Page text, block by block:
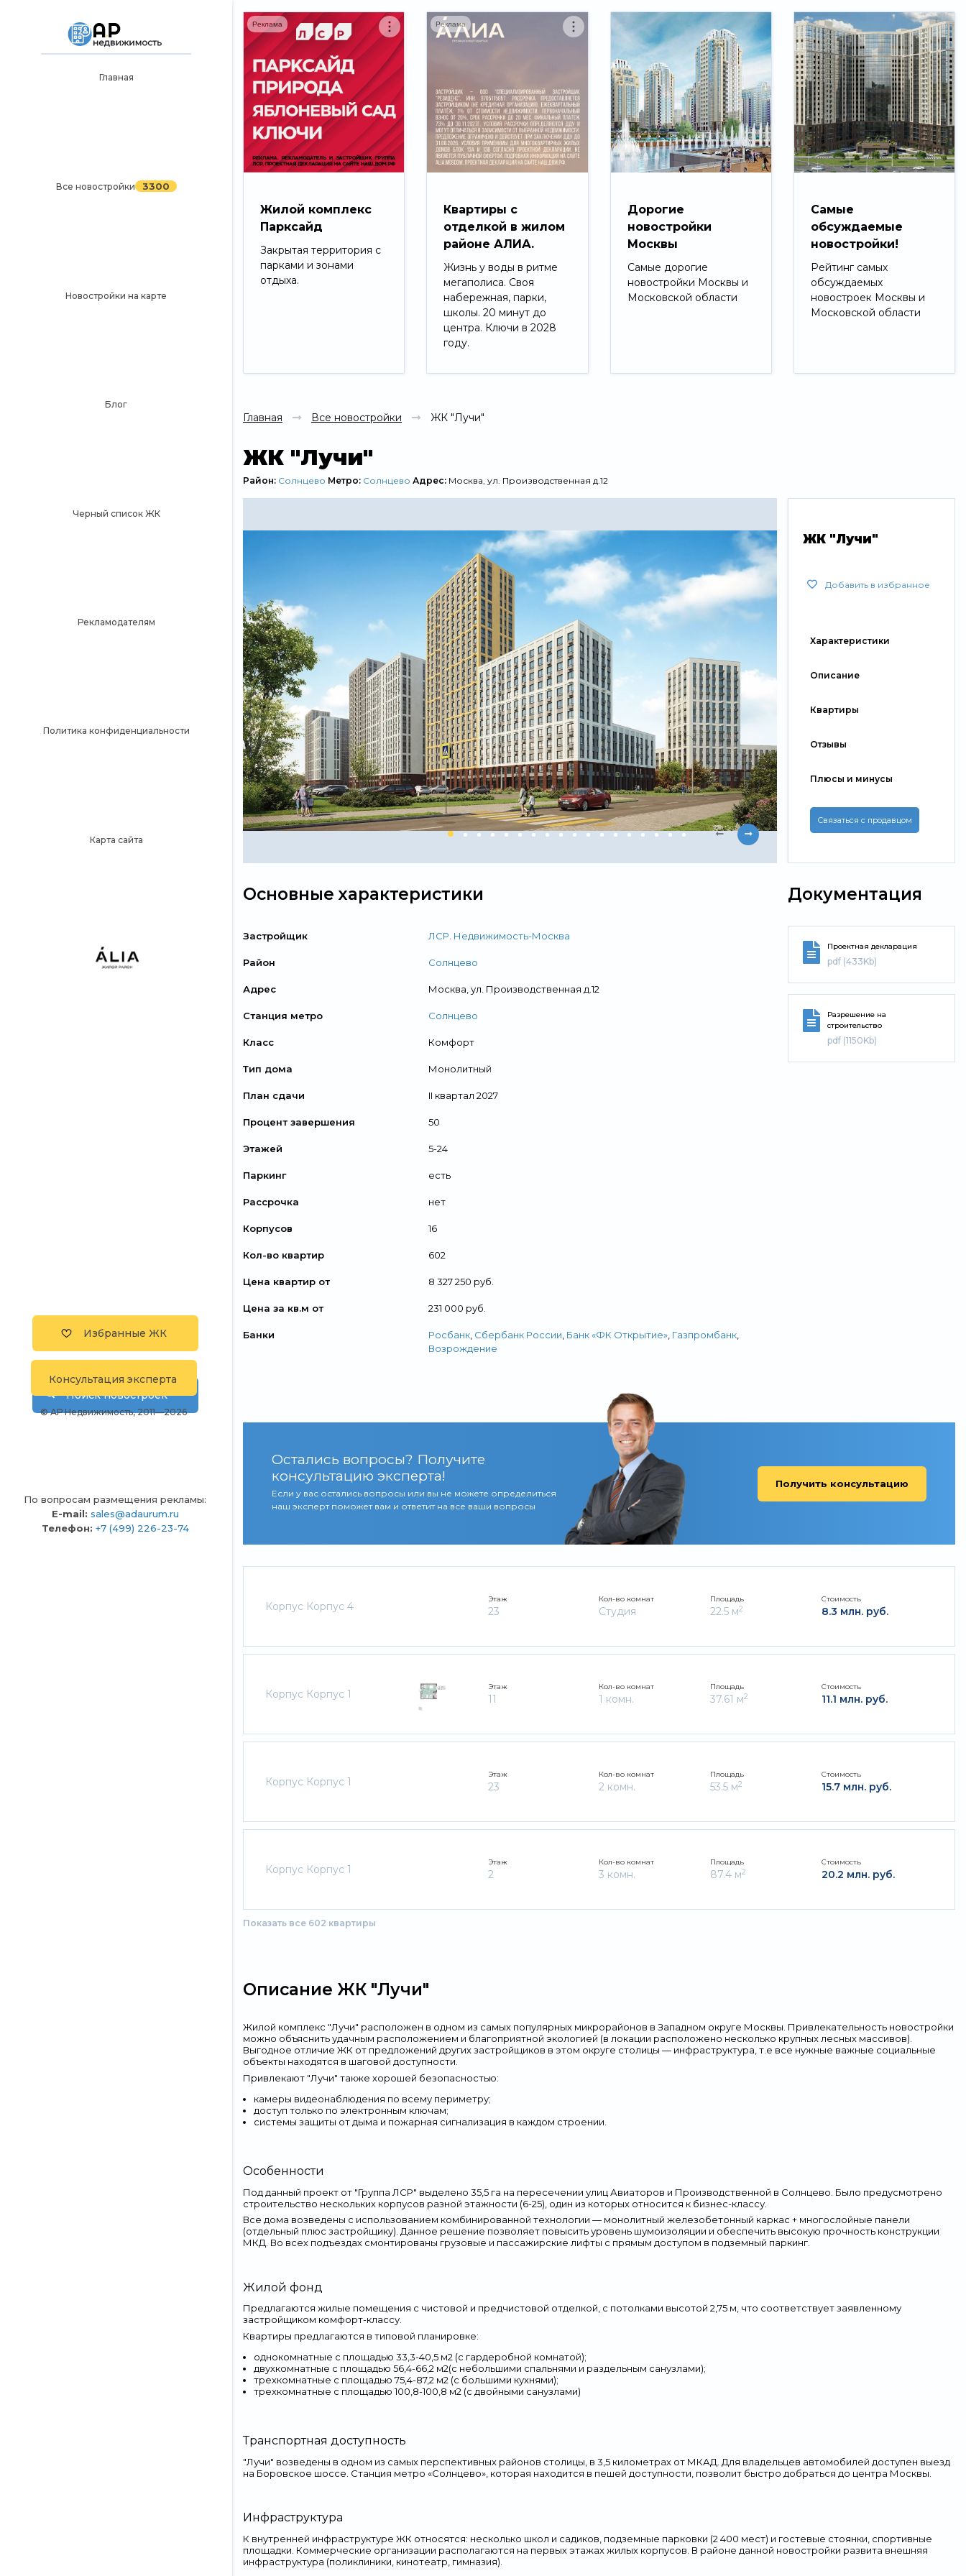
Главная
Все новостройки 3300
Новостройки на карте
Блог
Черный список ЖК
Рекламодателям
Политика конфиденциальности
Карта сайта
Избранные ЖК
Поиск новостроек
По вопросам размещения рекламы:
E-mail: sales@adaurum.ru
Телефон: +7 (499) 226-23-74
Консультация эксперта
© АР Недвижимость, 2011—2026
Жилой комплекс
Парксайд
Закрытая территория с
парками и зонами
отдыха.
Реклама
Квартиры с
отделкой в жилом
районе АЛИА.
Жизнь у воды в ритме
мегаполиса. Своя
набережная, парки,
школы. 20 минут до
центра. Ключи в 2028
году.
Реклама
Дорогие
новостройки
Москвы
Самые дорогие
новостройки Москвы и
Московской области
Самые
обсуждаемые
новостройки!
Рейтинг самых
обсуждаемых
новостроек Москвы и
Московской области
Главная Все новостройки ЖК "Лучи"
ЖК "Лучи"
Район: Солнцево Метро: Солнцево Адрес: Москва, ул. Производственная д.12
ЖК "Лучи"
Добавить в избранное
Характеристики
Описание
Квартиры
Отзывы
Плюсы и минусы
Связаться с продавцом
Основные характеристики
Застройщик ЛСР. Недвижимость-Москва
Район Солнцево
Адрес Москва, ул. Производственная д.12
Станция метро Солнцево
Класс Комфорт
Тип дома Монолитный
План сдачи II квартал 2027
Процент завершения 50
Этажей 5-24
Паркинг есть
Рассрочка нет
Корпусов 16
Кол-во квартир 602
Цена квартир от 8 327 250 руб.
Цена за кв.м от 231 000 руб.
Банки Росбанк, Сбербанк России, Банк «ФК Открытие», Газпромбанк,
Возрождение
Документация
Проектная декларация
pdf (433Kb)
Разрешение на
строительство
pdf (1150Kb)
Остались вопросы? Получите
консультацию эксперта!
Если у вас остались вопросы или вы не можете определиться
наш эксперт поможет вам и ответит на все ваши вопросы
Получить консультацию
Корпус Корпус 4
Этаж
23
Кол-во комнат
Студия
Площадь
22.5 м2
Стоимость
8.3 млн. руб.
Корпус Корпус 1
Этаж
11
Кол-во комнат
1 комн.
Площадь
37.61 м2
Стоимость
11.1 млн. руб.
Корпус Корпус 1
Этаж
23
Кол-во комнат
2 комн.
Площадь
53.5 м2
Стоимость
15.7 млн. руб.
Корпус Корпус 1
Этаж
2
Кол-во комнат
3 комн.
Площадь
87.4 м2
Стоимость
20.2 млн. руб.
Показать все 602 квартиры
Описание ЖК "Лучи"
Жилой комплекс "Лучи" расположен в одном из самых популярных микрорайонов в Западном округе Москвы. Привлекательность новостройки
можно объяснить удачным расположением и благоприятной экологией (в локации расположено несколько крупных лесных массивов).
Выгодное отличие ЖК от предложений других застройщиков в этом округе столицы — инфраструктура, т.е все нужные важные социальные
объекты находятся в шаговой доступности.
Привлекают "Лучи" также хорошей безопасностью:
камеры видеонаблюдения по всему периметру;
доступ только по электронным ключам;
системы защиты от дыма и пожарная сигнализация в каждом строении.
Особенности
Под данный проект от "Группа ЛСР" выделено 35,5 га на пересечении улиц Авиаторов и Производственной в Солнцево. Было предусмотрено
строительство нескольких корпусов разной этажности (6-25), один из которых относится к бизнес-классу.
Все дома возведены с использованием комбинированной технологии — монолитный железобетонный каркас + многослойные панели
(отдельный плюс застройщику). Данное решение позволяет повысить уровень шумоизоляции и обеспечить высокую прочность конструкции
МКД. Во всех подъездах смонтированы грузовые и пассажирские лифты с прямым доступом в подземный паркинг.
Жилой фонд
Предлагаются жилые помещения с чистовой и предчистовой отделкой, с потолками высотой 2,75 м, что соответствует заявленному
застройщиком комфорт-классу.
Квартиры предлагаются в типовой планировке:
однокомнатные с площадью 33,3-40,5 м2 (с гардеробной комнатой);
двухкомнатные с площадью 56,4-66,2 м2(с небольшими спальнями и раздельным санузлами);
трехкомнатные с площадью 75,4-87,2 м2 (с большими кухнями);
трехкомнатные с площадью 100,8-100,8 м2 (с двойными санузлами)
Транспортная доступность
"Лучи" возведены в одном из самых перспективных районов столицы, в 3,5 километрах от МКАД. Для владельцев автомобилей доступен выезд
на Боровское шоссе. Станция метро «Солнцево», которая находится в пешей доступности, позволит быстро добраться до центра Москвы.
Инфраструктура
К внутренней инфраструктуре ЖК относятся: несколько школ и садиков, подземные парковки (2 400 мест) и гостевые стоянки, спортивные
площадки. Коммерческие организации располагаются на первых этажах жилых корпусов. В районе данной новостройки развита внешняя
инфраструктура (поликлиники, кинотеатр, гимназия).